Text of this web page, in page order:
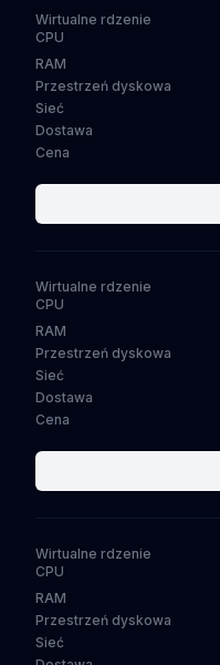
Wirtualne rdzenie
CPU
RAM
Przestrzeń dyskowa
Sieć
Dostawa
Cena
Wirtualne rdzenie
CPU
RAM
Przestrzeń dyskowa
Sieć
Dostawa
Cena
Wirtualne rdzenie
CPU
RAM
Przestrzeń dyskowa
Sieć